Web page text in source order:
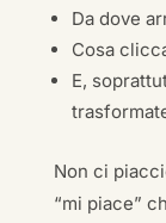
Da dove
Cosa
E,
Non ci
“mi piace”